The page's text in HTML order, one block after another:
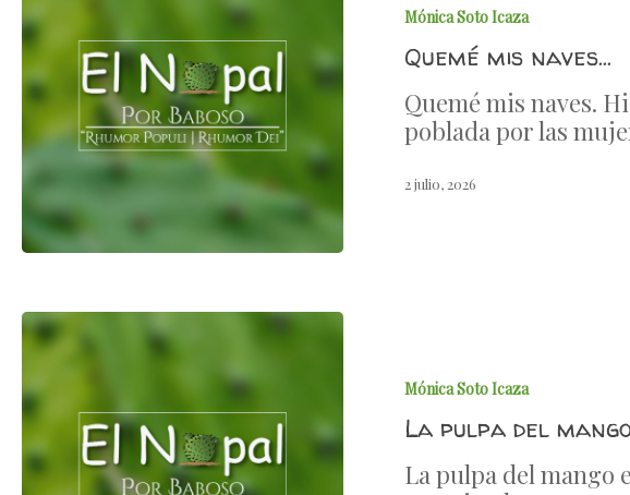
Mónica Soto Icaza
Quemé mis naves…
Quemé mis naves.
poblada por las
2 julio, 2026
Mónica Soto Icaza
La pulpa del
La pulpa del mango